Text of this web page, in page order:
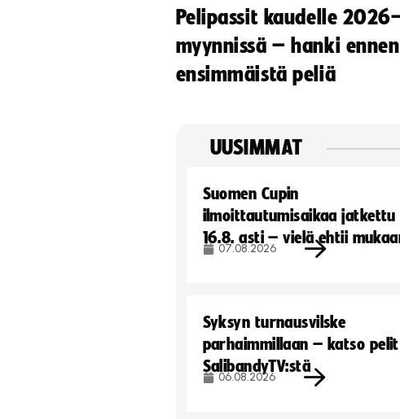
Pelipassit kaudelle
myynnissä – hanki ennen
ensimmäistä peliä
UUSIMMAT
Suomen Cupin
ilmoittautumisaikaa jatkettu
16.8. asti – vielä ehtii
07.08.2026
Syksyn turnausvilske
parhaimmillaan – katso pelit
SalibandyTV:stä
06.08.2026